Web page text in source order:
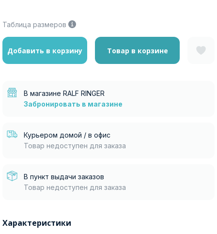
Таблица размеров
Добавить в корзину Товар в корзине
В магазине RALF RINGER
Забронировать в магазине
Курьером домой / в офис
Товар недоступен для заказа
В пункт выдачи заказов
Товар недоступен для заказа
Характеристики